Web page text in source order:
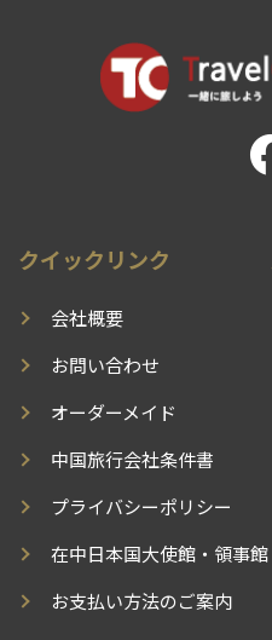
クイックリンク
会社概要
お問い合わせ
オーダーメイド
中国旅行会社条件書
プライバシーポリシー
在中日本国大使館・領事館
お支払い方法のご案内